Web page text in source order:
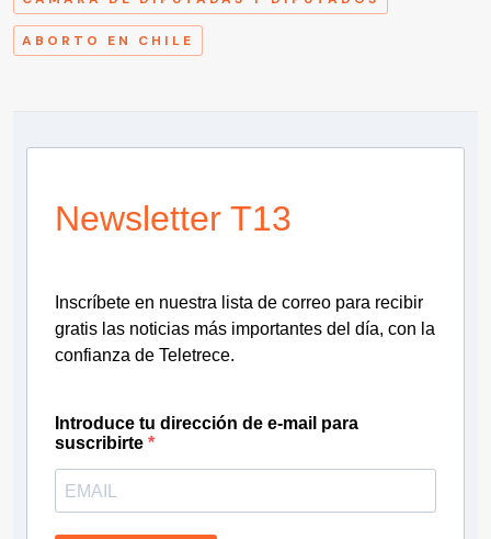
ABORTO EN CHILE
Newsletter T13
Inscríbete en nuestra lista de correo para recibir
gratis las noticias más importantes del día, con la
confianza de Teletrece.
Introduce tu dirección de e-mail para
suscribirte